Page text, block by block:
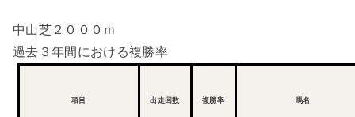
中山芝２０００ｍ
過去３年間における複勝率
項目 出走回数 複勝率 馬名